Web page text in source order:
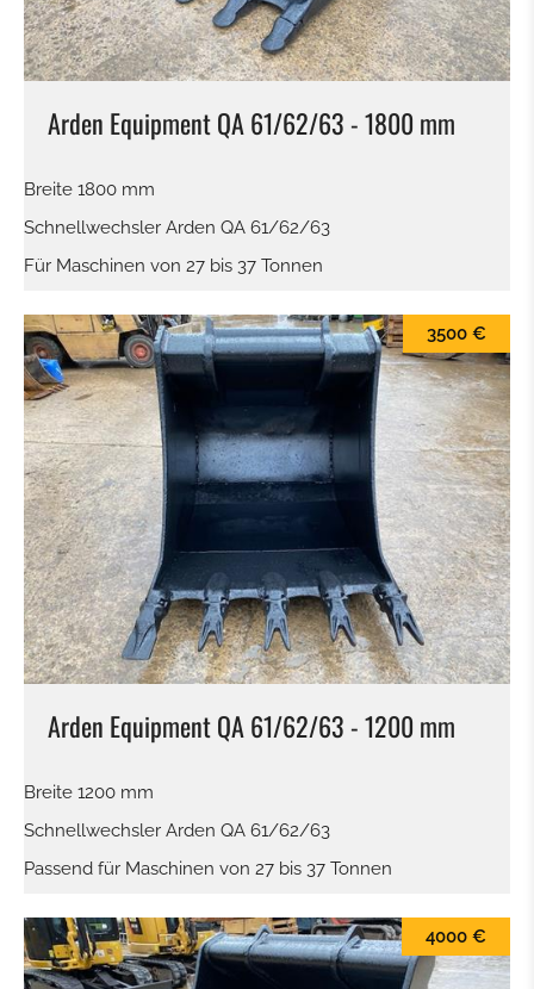
ARBEITSKORB
Arden Equipment QA 61/62/63 - 1800 mm
Breite 1800 mm
Schnellwechsler Arden QA 61/62/63
Für Maschinen von 27 bis 37 Tonnen
Arden Equipment QA 61/62/63 - 1200 mm
3500 €
Breite 1200 mm
Schnellwechsler Arden QA 61/62/63
Passend für Maschinen von 27 bis 37 Tonnen
4000 €